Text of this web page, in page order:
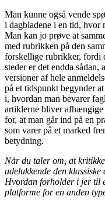
Man kunne også vende
i dagbladene i en tid, hvor
Man kan jo prøve at
med rubrikken på den
forskellige rubrikker, fordi
steder er det endda
versioner af hele
på et tidspunkt begynder
i, hvordan man bevarer
artiklerne bliver
for, at man går ind på en
som varer på et marked
betydning.
Når du taler om, at
udelukkende den
Hvordan forholder i jer til
platforme for en anden